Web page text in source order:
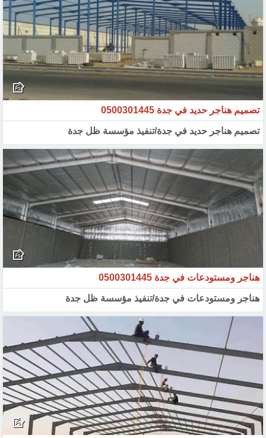
تصميم هناجر حديد في جدة 0500301445
تصميم هناجر حديد في جدة/تنفيذ مؤسسة ظل جدة
هناجر ومستودعات في جدة 0500301445
هناجر ومستودعات في جدة/تنفيذ مؤسسة ظل جدة